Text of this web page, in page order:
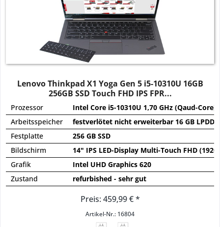
Lenovo Thinkpad X1 Yoga Gen 5 i5-10310U 16GB
256GB SSD Touch FHD IPS FPR...
Prozessor
Intel Core i5-10310U 1,70 GHz (Qaud-Core)
Arbeitsspeicher
festverlötet nicht erweiterbar 16 GB
Festplatte
256 GB SSD
Bildschirm
14" IPS LED-Display Multi-Touch FHD
Grafik
Intel UHD Graphics 620
Zustand
refurbished - sehr gut
Preis: 459,99 € *
Artikel-Nr.: 16804